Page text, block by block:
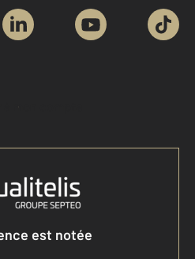
à mon compte
est notée